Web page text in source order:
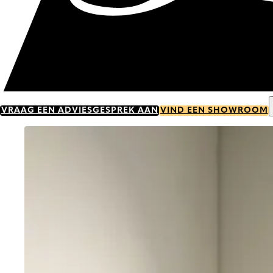
VRAAG EEN ADVIESGESPREK AAN VIND EEN SHOWROOM
Go to item 0